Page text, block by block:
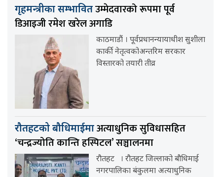
गृहमन्त्रीका सम्भावितउम्मेदवारको रूपमा पूर्व
डिआइजी रमेश खरेल अगाडि
काठमाडौं । पूर्वप्रधानन्यायाधीश सुशीला
कार्की नेतृत्वकोअन्तरिम सरकार
विस्तारको तयारी तीव्र
रौतहटको बौधिमाईमाअत्याधुनिक सुविधासहित
‘चन्द्रज्योति कान्ति हस्पिटल’ सञ्चालनमा
रौतहट । रौतहट जिल्लाको बौधिमाई
नगरपालिका बंकुलमा अत्याधुनिक